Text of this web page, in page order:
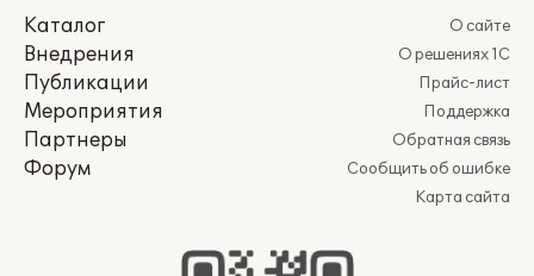
Каталог
Внедрения
Публикации
Мероприятия
Партнеры
Форум
О сайте
О решениях 1С
Прайс-лист
Поддержка
Обратная связь
Сообщить об ошибке
Карта сайта